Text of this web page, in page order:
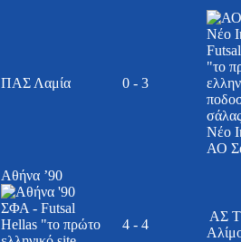
ΠΑΣ Λαμία 0 - 3
Νέο
ΑΟ
Αθήνα ’90
4 - 4
ΑΣ